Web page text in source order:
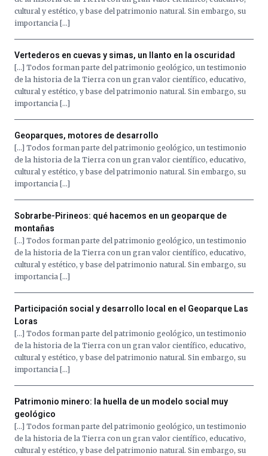
cultural y estético, y base del patrimonio natural. Sin embargo, su
importancia […]
Vertederos en cuevas y simas, un llanto en la oscuridad
[…] Todos forman parte del patrimonio geológico, un testimonio
de la historia de la Tierra con un gran valor científico, educativo,
cultural y estético, y base del patrimonio natural. Sin embargo, su
importancia […]
Geoparques, motores de desarrollo
[…] Todos forman parte del patrimonio geológico, un testimonio
de la historia de la Tierra con un gran valor científico, educativo,
cultural y estético, y base del patrimonio natural. Sin embargo, su
importancia […]
Sobrarbe-Pirineos: qué hacemos en un geoparque de
montañas
[…] Todos forman parte del patrimonio geológico, un testimonio
de la historia de la Tierra con un gran valor científico, educativo,
cultural y estético, y base del patrimonio natural. Sin embargo, su
importancia […]
Participación social y desarrollo local en el Geoparque Las
Loras
[…] Todos forman parte del patrimonio geológico, un testimonio
de la historia de la Tierra con un gran valor científico, educativo,
cultural y estético, y base del patrimonio natural. Sin embargo, su
importancia […]
Patrimonio minero: la huella de un modelo social muy
geológico
[…] Todos forman parte del patrimonio geológico, un testimonio
de la historia de la Tierra con un gran valor científico, educativo,
cultural y estético, y base del patrimonio natural. Sin embargo, su